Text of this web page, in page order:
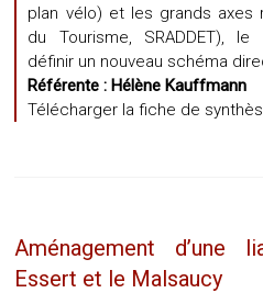
plan vélo) et les grands axes
du Tourisme, SRADDET),
définir un nouveau schéma
Référente :Hélène Kauffmann
Télécharger la fiche de
Aménagement d’une
Essert et le Malsaucy